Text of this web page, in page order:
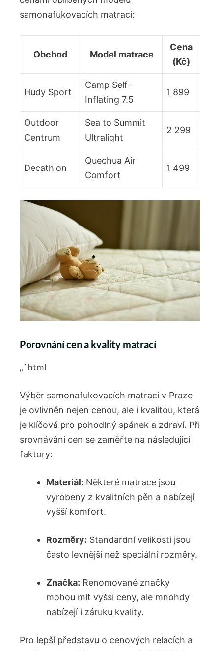
samonafukovacích matrací:
Obchod Model matrace
Cena
(Kč)
Hudy Sport
Camp Self-
Inflating 7.5
1 899
Outdoor
Centrum
Sea to Summit
Ultralight
2 299
Decathlon
Quechua Air
Comfort
1 499
Porovnání cen a kvality matrací
„`html
Výběr samonafukovacích matrací v Praze
je ovlivněn nejen cenou, ale i kvalitou, která
je klíčová pro pohodlný spánek a zdraví. Při
srovnávání cen se zaměřte na následující
faktory:
Materiál: Některé matrace jsou
vyrobeny z kvalitních pěn a nabízejí
vyšší komfort.
Rozměry: Standardní velikosti jsou
často levnější než speciální rozměry.
Značka: Renomované značky
mohou mít vyšší ceny, ale mnohdy
nabízejí i záruku kvality.
Pro lepší představu o cenových relacích a